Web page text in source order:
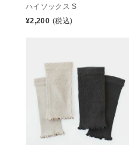
ハイソックス S
¥2,200 (税込)